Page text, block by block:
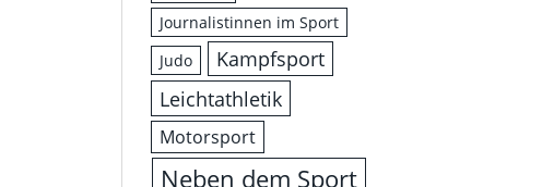
Journalistinnen im Sport
Judo
Kampfsport
Leichtathletik
Motorsport
Neben dem Sport